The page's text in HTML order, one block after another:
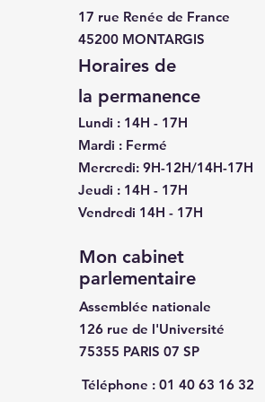
17 rue Renée de France
45200 MONTARGIS
Horaires de
la permanence
Lundi : 14H - 17H
Mardi : Fermé
Mercredi: 9H-12H/14H-17H
Jeudi : 14H - 17H
Vendredi 14H - 17H
Mon cabinet
parlementaire
Assemblée nationale
126 rue de l'Université
75355 PARIS 07 SP
Téléphone : 01 40 63 16 32